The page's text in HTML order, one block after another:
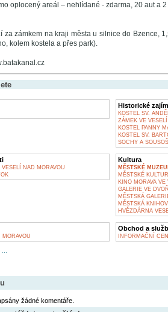
oplocený areál – nehlídané - zdarma, 20 aut a
za zámkem na kraji města u silnice do Bzence,
kolem kostela a přes park).
Historické
KOSTEL SV.
ZÁMEK VE
KOSTEL PANNY
KOSTEL SV.
SOCHY A
NAD MORAVOU
Kultura
MĚSTSKÉ
MĚSTSKÉ
KINO MORAVA
GALERIE VE
MĚSTSKÁ
MĚSTSKÁ
HVĚZDÁRNA
MORAVOU
Obchod a
INFORMAČNÍ
žádné komentáře.